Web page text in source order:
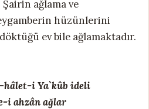
ağlama ve
hüzünlerini
ev bile ağlamaktadır.
hâlet-i Ya`kûb ideli
i ahzân ağlar